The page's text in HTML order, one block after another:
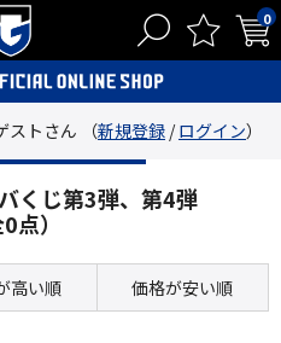
0
ストさん （新規登録 /ログイン）
くじ第3弾、第4弾
0点）
高い順 価格が安い順